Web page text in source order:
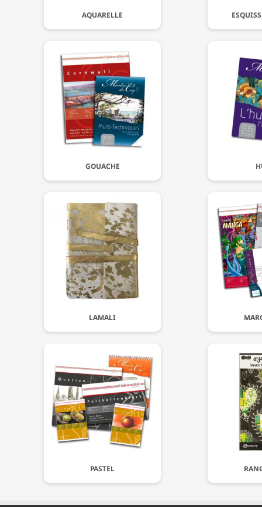
AQUARELLE
GOUACHE
LAMALI
PASTEL